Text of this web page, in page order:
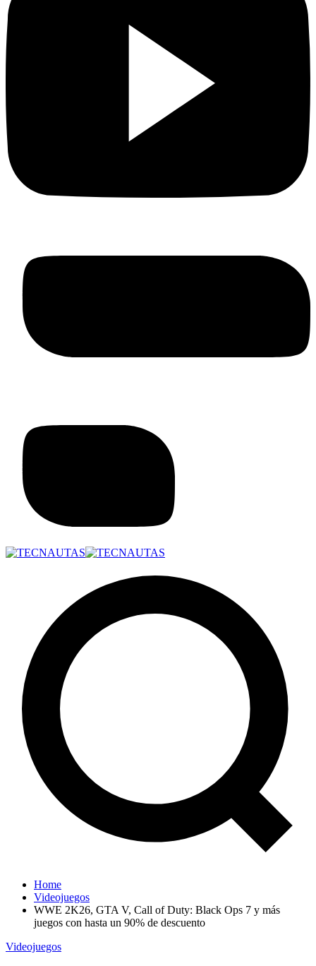
Home
Videojuegos
WWE 2K26, GTA V, Call of Duty: Black Ops 7 y más
juegos con hasta un 90% de descuento
Videojuegos